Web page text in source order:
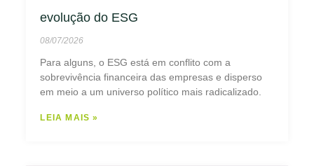
evolução do ESG
08/07/2026
Para alguns, o ESG está em conflito com a
sobrevivência financeira das empresas e disperso
em meio a um universo político mais radicalizado.
LEIA MAIS »